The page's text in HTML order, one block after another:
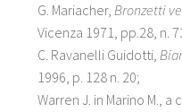
G. Mariacher, Bronzetti
Vicenza 1971, pp.28, n.
C. Ravanelli Guidotti,
1996, p. 128 n. 20;
Warren J. in Marino M., a